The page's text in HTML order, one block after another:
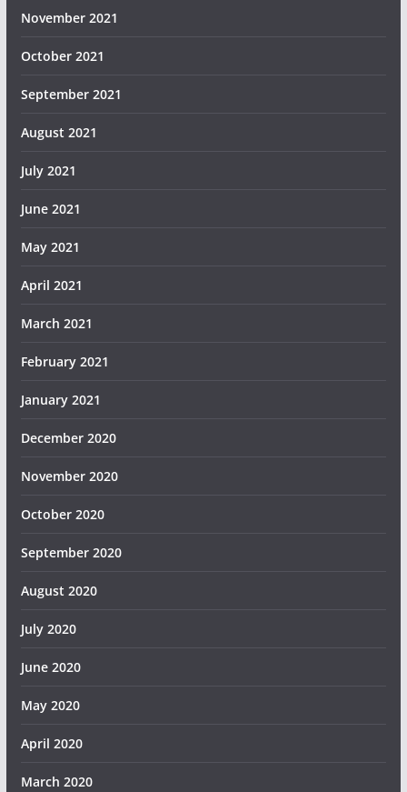
November 2021
October 2021
September 2021
August 2021
July 2021
June 2021
May 2021
April 2021
March 2021
February 2021
January 2021
December 2020
November 2020
October 2020
September 2020
August 2020
July 2020
June 2020
May 2020
April 2020
March 2020